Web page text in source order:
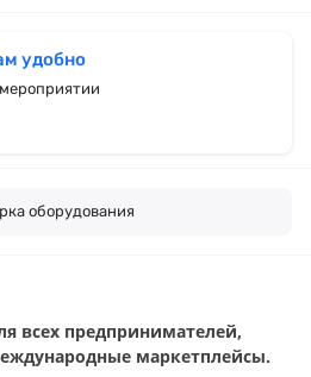
удобно
оборудования
всех предпринимателей,
маркетплейсы.